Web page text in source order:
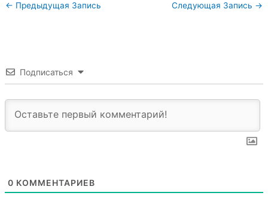
← Предыдущая Запись Следующая Запись →
Подписаться
0 КОММЕНТАРИЕВ